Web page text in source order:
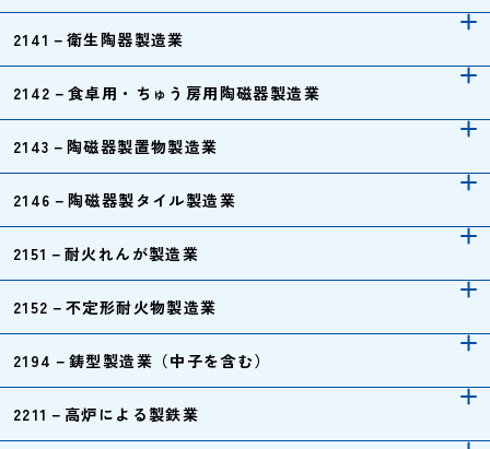
2141－衛生陶器製造業
2142－食卓用・ちゅう房用陶磁器製造業
2143－陶磁器製置物製造業
2146－陶磁器製タイル製造業
2151－耐火れんが製造業
2152－不定形耐火物製造業
2194－鋳型製造業（中子を含む）
2211－高炉による製鉄業